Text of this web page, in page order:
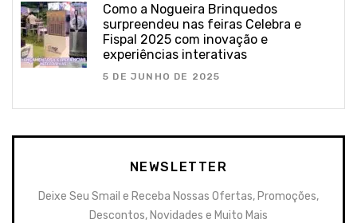
Como a Nogueira Brinquedos
surpreendeu nas feiras Celebra e
Fispal 2025 com inovação e
experiências interativas
5 DE JUNHO DE 2025
NEWSLETTER
Deixe Seu Smail e Receba Nossas Ofertas, Promoções,
Descontos, Novidades e Muito Mais